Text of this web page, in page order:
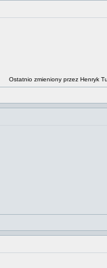
Ostatnio zmieniony przez Henryk